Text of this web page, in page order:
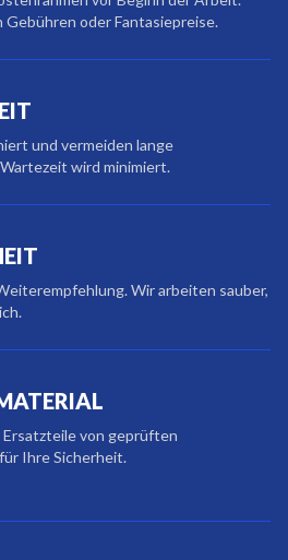
oder Fantasiepreise.
und vermeiden lange
wird minimiert.
Wir arbeiten sauber,
von geprüften
Ihre Sicherheit.